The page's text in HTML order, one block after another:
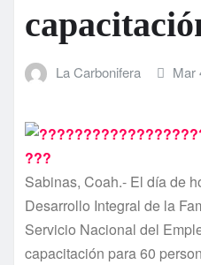
La Carbonifera Mar
Sabinas, Coah.- El dí­a de
Desarrollo Integral de la
Servicio Nacional del
capacitación para 60